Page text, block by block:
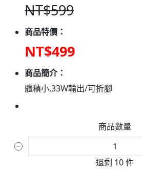
NT$599
商品特價：
NT$499
商品簡介：
體積小,33W輸出/可折腳
商品數量
還剩 10 件